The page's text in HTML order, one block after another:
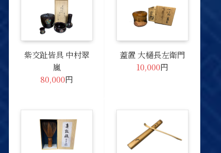
紫交趾皆具 中村翠
嵐
80,000円
蓋置 大樋長左衛門
10,000円